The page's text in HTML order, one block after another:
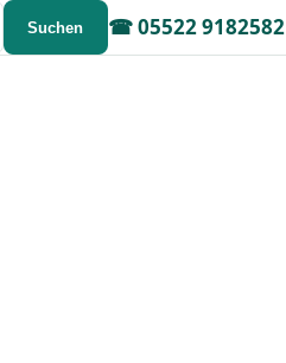
☎05522 9182582
Suchen